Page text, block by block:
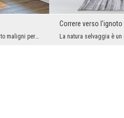
Si dice che siano piuttosto sciocchi e molto maligni per natura. Queste qualità negative non sign...
Correre verso l'ignoto